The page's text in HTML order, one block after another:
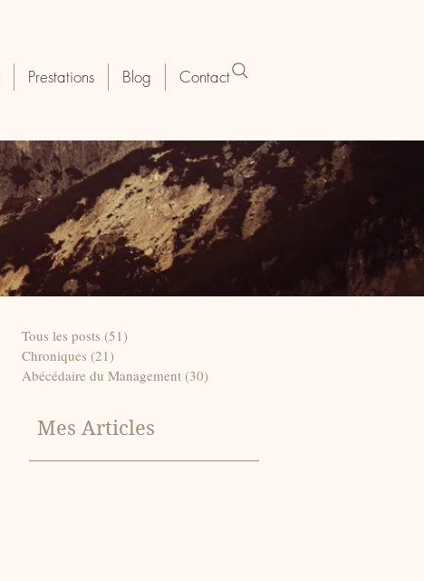
Prestations Blog Contact
Tous les posts (51)
Chroniques (21)
Abécédaire du Management (30)
Mes Articles